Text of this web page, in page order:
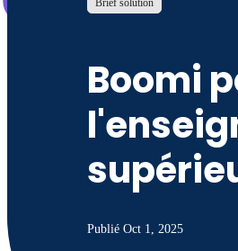
Brief solution
Boomi
Publié Oct 1, 2025